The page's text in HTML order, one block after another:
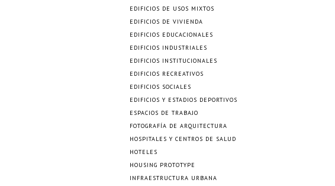
EDIFICIOS DE USOS MIXTOS
EDIFICIOS DE VIVIENDA
EDIFICIOS EDUCACIONALES
EDIFICIOS INDUSTRIALES
EDIFICIOS INSTITUCIONALES
EDIFICIOS RECREATIVOS
EDIFICIOS SOCIALES
EDIFICIOS Y ESTADIOS DEPORTIVOS
ESPACIOS DE TRABAJO
FOTOGRAFÍA DE ARQUITECTURA
HOSPITALES Y CENTROS DE SALUD
HOTELES
HOUSING PROTOTYPE
INFRAESTRUCTURA URBANA